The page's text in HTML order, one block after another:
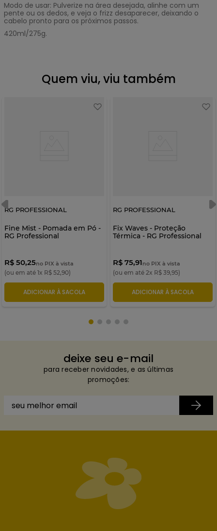
Modo de usar: Pulverize na área desejada, alinhe com um
pente ou os dedos, e veja o frizz desaparecer, deixando o
cabelo pronto para os próximos passos.
420ml/275g.
Quem viu, viu também
RG PROFESSIONAL
Fine Mist - Pomada em Pó -
RG Professional
R$ 50,25no PIX à vista
(ou em até 1x R$ 52,90)
ADICIONAR À SACOLA
RG PROFESSIONAL
Fix Waves - Proteção
Térmica - RG Professional
R$ 75,91no PIX à vista
(ou em até 2x R$ 39,95)
ADICIONAR À SACOLA
deixe seu e-mail
para receber novidades, e as últimas
promoções: